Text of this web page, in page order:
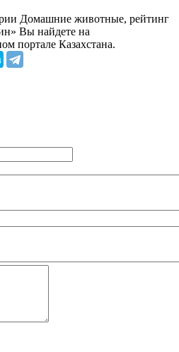
Домашние животные, рейтинг
Вы найдете на
портале Казахстана.